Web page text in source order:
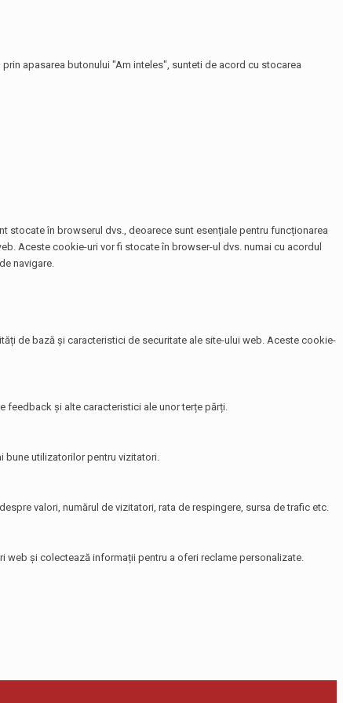
apasarea butonului "Am inteles", sunteti de acord cu stocarea
stocate în browserul dvs., deoarece sunt esențiale pentru funcționarea
Aceste cookie-uri vor fi stocate în browser-ul dvs. numai cu acordul
navigare.
de bază și caracteristici de securitate ale site-ului web. Aceste cookie-
și alte caracteristici ale unor terțe părți.
bune utilizatorilor pentru vizitatori.
valori, numărul de vizitatori, rata de respingere, sursa de trafic etc.
și colectează informații pentru a oferi reclame personalizate.